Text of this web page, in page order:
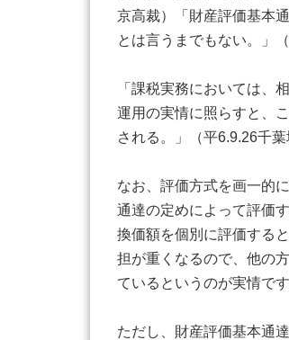
京高裁）「財産評価基本
とは言うまでもない。」
「課税実務においては、
運用の実情に照らすと、
される。」（平6.9.26千葉
なお、評価方式を画一的
通達の定めによって評価
換価額を個別に評価する
担が重くなるので、他の
ているというのが実情です
ただし、財産評価基本通